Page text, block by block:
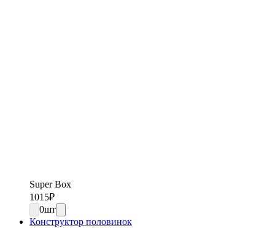
Super Вох
1015₽
0шт
Конструктор половинок